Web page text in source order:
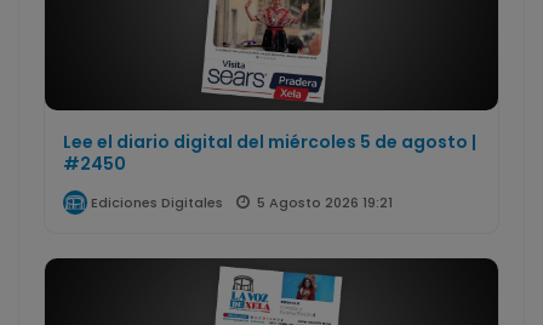
Lee el diario digital del miércoles 5 de agosto |
#2450
Ediciones Digitales 5 Agosto 2026 19:21